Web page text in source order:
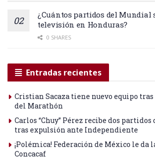
¿Cuántos partidos del Mundial
televisión en Honduras?
0 SHARES
Entradas recientes
Cristian Sacaza tiene nuevo equipo
del Marathón
Carlos “Chuy” Pérez recibe dos partidos
tras expulsión ante Independiente
¡Polémica! Federación de México le da
Concacaf